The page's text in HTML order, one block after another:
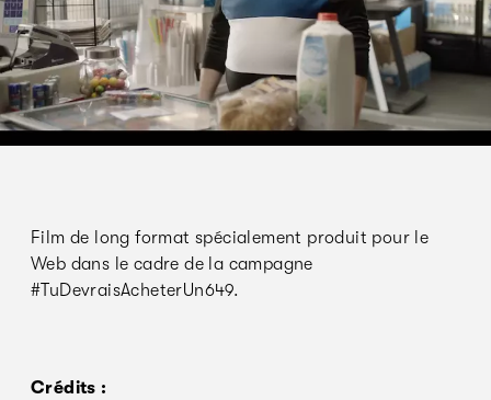
Film de long format spécialement produit pour le
Web dans le cadre de la campagne
#TuDevraisAcheterUn649.
Crédits :